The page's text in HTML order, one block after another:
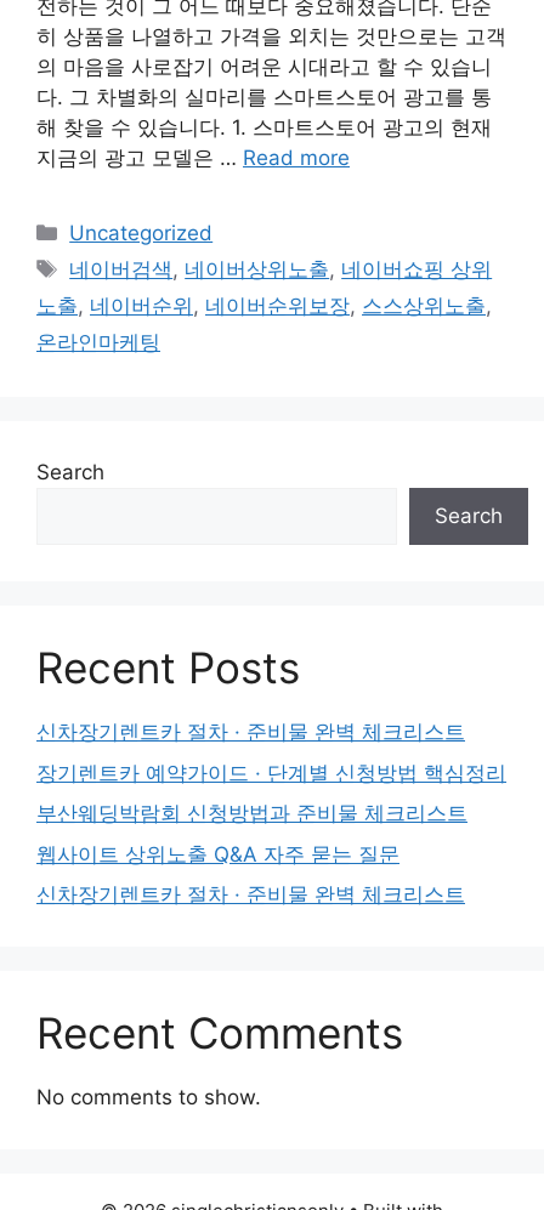
전하는 것이 그 어느 때보다 중요해졌습니다. 단순
히 상품을 나열하고 가격을 외치는 것만으로는 고객
의 마음을 사로잡기 어려운 시대라고 할 수 있습니
다. 그 차별화의 실마리를 스마트스토어 광고를 통
해 찾을 수 있습니다. 1. 스마트스토어 광고의 현재
지금의 광고 모델은 … Read more
Categories
Uncategorized
Tags
네이버검색, 네이버상위노출, 네이버쇼핑 상위
노출, 네이버순위 , 네이버순위보장, 스스상위노출,
온라인마케팅
Search
Search
Recent Posts
신차장기렌트카 절차 · 준비물 완벽 체크리스트
장기렌트카 예약가이드 · 단계별 신청방법 핵심정리
부산웨딩박람회 신청방법과 준비물 체크리스트
웹사이트 상위노출 Q&A 자주 묻는 질문
신차장기렌트카 절차 · 준비물 완벽 체크리스트
Recent Comments
No comments to show.